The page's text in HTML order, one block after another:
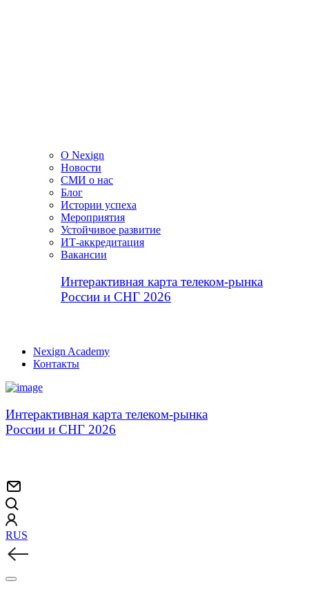
О Nexign
Новости
СМИ о нас
Блог
Истории успеха
Мероприятия
Устойчивое развитие
ИТ-аккредитация
Вакансии
Интерактивная карта телеком-рынка
России и СНГ 2026
Nexign Academy
Контакты
Интерактивная карта телеком-рынка
России и СНГ 2026
RUS